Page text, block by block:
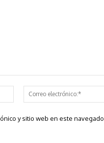
Nombre:*
y sitio web en este